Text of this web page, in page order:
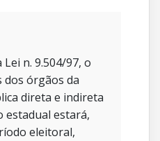
n. 9.504/97, o
dos órgãos da
direta e indireta
estadual estará,
eleitoral,